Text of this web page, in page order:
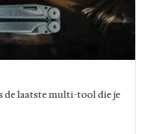
de laatste multi-tool die je